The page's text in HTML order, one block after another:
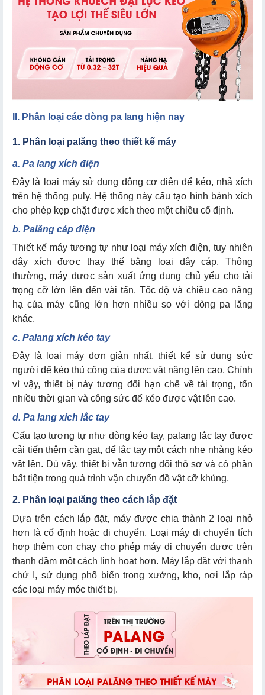
2. Thương hiệu pa lăng Nitto
4. Thương hiệu tời – pa lăng xích điện Strong
5. Thương hiệu tời – ba lăng xích điện Kawasaki
1. Palang xích điện
2. Pa lăng cáp điện
3. Palăng lắc tay
4. Ba lăng kéo tay
1. Lựa chọn chính xác loại palang
2. Lựa chọn thông số pa lang
3. Lựa chọn thương hiệu, đơn vị cung cấp
lăng?
2. Nên chọn sử dụng máy tời điện hay ba lăng?
II. Phân loại các dòng pa lang hiện nay
1. Phân loại palăng theo thiết kế máy
a. Pa lang xích điện
Đây là loại máy sử dụng động cơ điện để kéo, nhả xích
trên hệ thống puly. Hệ thống này cấu tạo hình bánh xích
cho phép kẹp chặt được xích theo một chiều cố định.
b. Palăng cáp điện
Thiết kế máy tương tự như loại máy xích điện, tuy nhiên
dây xích được thay thế bằng loại dây cáp. Thông
thường, máy được sản xuất ứng dụng chủ yếu cho tải
trọng cỡ lớn lên đến vài tấn. Tốc độ và chiều cao nâng
hạ của máy cũng lớn hơn nhiều so với dòng pa lăng
khác.
c. Palang xích kéo tay
Đây là loại máy đơn giản nhất, thiết kể sử dụng sức
người để kéo thủ công của được vật nặng lên cao. Chính
vì vậy, thiết bị này tương đối hạn chế về tải trọng, tốn
nhiều thời gian và công sức để kéo được vật lên cao.
d. Pa lang xích lắc tay
Cấu tạo tương tự như dòng kéo tay, palang lắc tay được
cải tiến thêm cần gạt, để lắc tay một cách nhẹ nhàng kéo
vật lên. Dù vậy, thiết bị vẫn tương đối thô sơ và có phần
bất tiện trong quá trình vận chuyển đồ vật cỡ khủng.
2. Phân loại palăng theo cách lắp đặt
Dựa trên cách lắp đặt, máy được chia thành 2 loại nhỏ
hơn là cố định hoặc di chuyển. Loại máy di chuyển tích
hợp thêm con chạy cho phép máy di chuyển được trên
thanh dầm một cách linh hoạt hơn. Máy lắp đặt với thanh
chứ I, sử dụng phổ biến trong xưởng, kho, nơi lắp ráp
các loại máy móc thiết bị.